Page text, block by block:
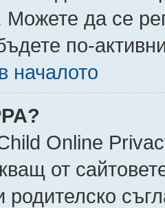
да се
по-
началото
Online
от
родителско